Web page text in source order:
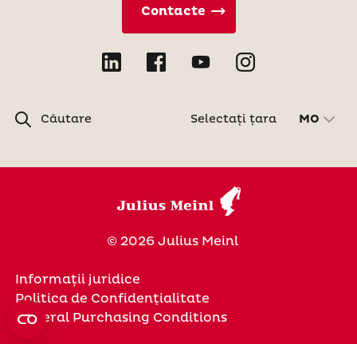
Căutare
Contacte
Selectați țara MO
© 2026 Julius Meinl
Informații juridice
Politica de Confidenţialitate
General Purchasing Conditions